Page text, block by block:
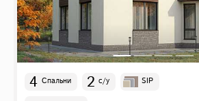
4 Спальни 2 с/у SIP